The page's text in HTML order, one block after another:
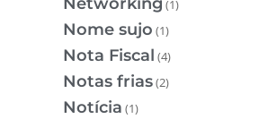
(1)
Nome sujo (1)
Nota Fiscal (4)
Notas frias(2)
Notícia (1)